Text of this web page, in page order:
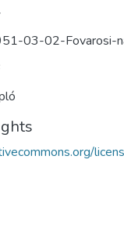
03-02-Fovarosi-